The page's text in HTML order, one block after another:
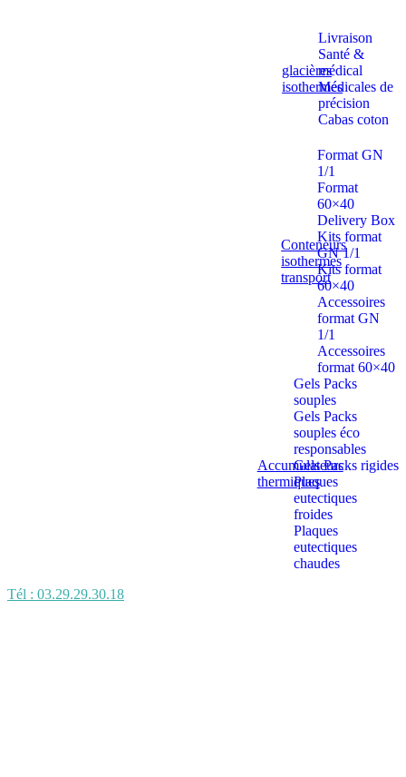
glacières
isothermes
Livraison
Santé &
médical
Médicales de
précision
Cabas coton
Conteneurs
isothermes
transport
Format GN
1/1
Format
60×40
Delivery Box
Kits format
GN 1/1
Kits format
60×40
Accessoires
format GN
1/1
Accessoires
format 60×40
Accumulateurs
thermiques
Gels Packs
souples
Gels Packs
souples éco
responsables
Gels Packs rigides
Plaques
eutectiques
froides
Plaques
eutectiques
chaudes
Tél : 03.29.29.30.18